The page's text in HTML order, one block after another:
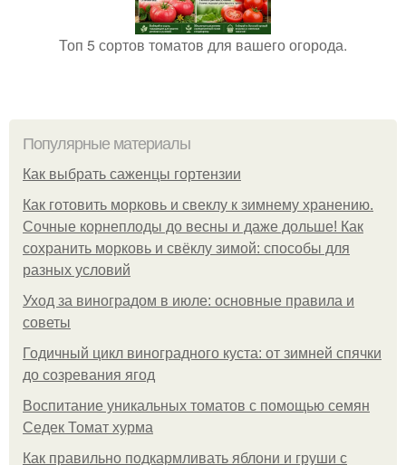
Топ 5 сортов томатов для вашего огорода.
Популярные материалы
Как выбрать саженцы гортензии
Как готовить морковь и свеклу к зимнему хранению.
Сочные корнеплоды до весны и даже дольше! Как
сохранить морковь и свёклу зимой: способы для
разных условий
Уход за виноградом в июле: основные правила и
советы
Годичный цикл виноградного куста: от зимней спячки
до созревания ягод
Воспитание уникальных томатов с помощью семян
Седек Томат хурма
Как правильно подкармливать яблони и груши с